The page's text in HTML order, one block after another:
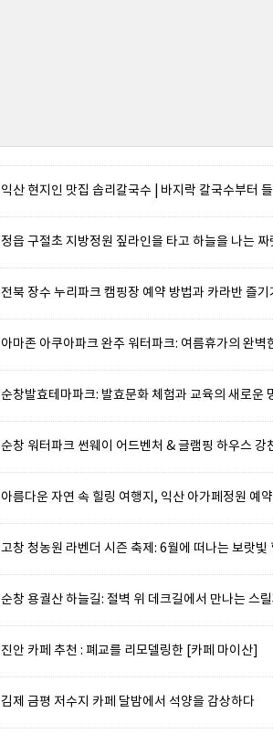
익산 현지인 맛집 솝리칼국수 | 바지락 칼국수부터
정읍 구절초 지방정원 짚라인을 타고 하늘을 나는
전북 장수 누리파크 캠핑장 예약 방법과 카라반 즐기
아마존 아쿠아파크 완주 워터파크: 여름휴가의 완벽
순창발효테마파크: 발효문화 체험과 교육의 새로운
순창 워터파크 썬웨이 어드벤처 & 글램핑 하우스 강
아름다운 자연 속 힐링 여행지, 익산 아가페정원 예
고창 청농원 라벤더 시즌 축제: 6월에 떠나는 보랏빛
순창 용궐산 하늘길: 절벽 위 데크길에서 만나는 스
진안 카페 추천 : 폐교를 리모델링한 [카페 마이산]
김제 금평 저수지 카페 달밤에서 석양을 감상하다